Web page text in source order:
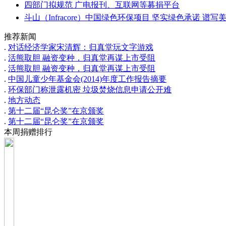
四部门拟规范 广电报刊、互联网等募捐平台
斗山（Infracore）中国绿色环保项目 坚实绿色承诺 谱写
推荐新闻
. 对话经济学家宋清辉：归真堂玩文字游戏
. 活熊取胆 融资变种，归真堂再谋上市受阻
. 活熊取胆 融资变种，归真堂再谋上市受阻
. 中国儿童少年基金会(2014)年度工作报告摘要
. 环保部门称泄露机密 垃圾焚烧信息申请公开难
. 地方动态
. 第十二届“昆仑奖”在京颁奖
. 第十二届“昆仑奖”在京颁奖
本周捐赠排行